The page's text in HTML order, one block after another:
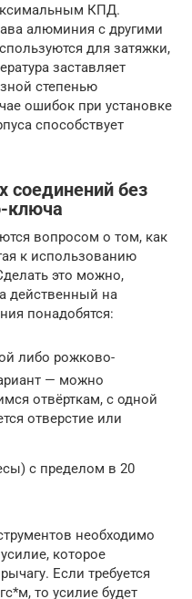
КПД.
алюминия с другими
для затяжки,
заставляет
степенью
ошибок при установке
способствует
соединений без
ключа
вопросом о том, как
к использованию
это можно,
действенный на
понадобятся:
либо рожково-
— можно
отвёрткам, с одной
отверстие или
с пределом в 20
необходимо
которое
Если требуется
то усилие будет